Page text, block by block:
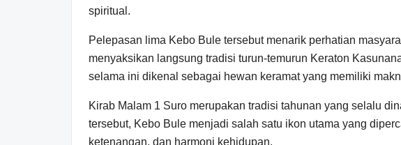
spiritual.
Pelepasan lima Kebo Bule tersebut menarik perhatian
menyaksikan langsung tradisi turun-temurun Keraton
selama ini dikenal sebagai hewan keramat yang memiliki
Kirab Malam 1 Suro merupakan tradisi tahunan yang selalu
tersebut, Kebo Bule menjadi salah satu ikon utama yang
ketenangan, dan harmoni kehidupan.